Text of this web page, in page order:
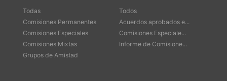
Todas
Comisiones Permanentes
Comisiones Especiales
Comisiones Mixtas
Grupos de Amistad
Todos
Acuerdos aprobados e...
Comisiones Especiale...
Informe de Comisione...